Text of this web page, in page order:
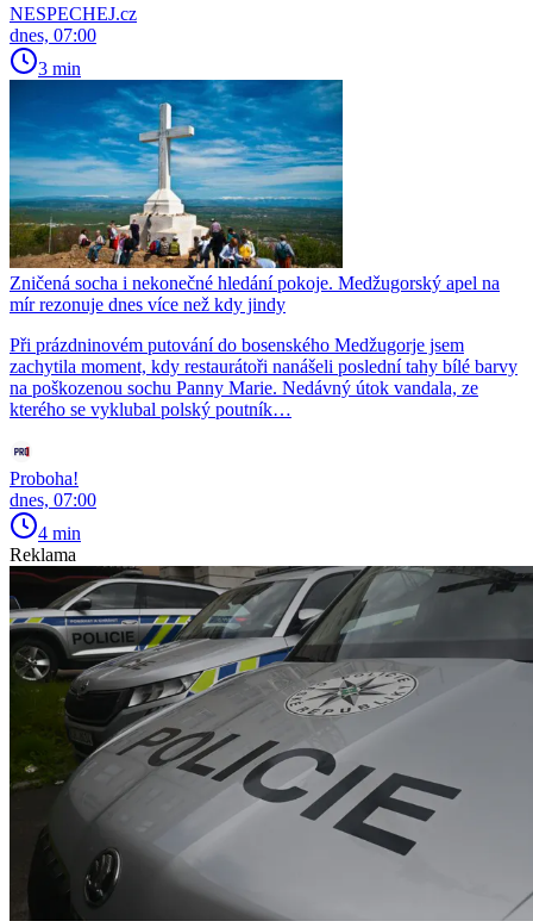
NESPECHEJ.cz
dnes, 07:00
3 min
Zničená socha i nekonečné hledání pokoje. Medžugorský apel na
mír rezonuje dnes více než kdy jindy
Při prázdninovém putování do bosenského Medžugorje jsem
zachytila moment, kdy restaurátoři nanášeli poslední tahy bílé barvy
na poškozenou sochu Panny Marie. Nedávný útok vandala, ze
kterého se vyklubal polský poutník…
Proboha!
dnes, 07:00
4 min
Reklama